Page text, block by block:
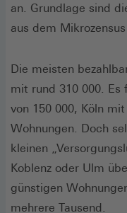
an. Grundlage sind
aus dem Mikrozensus
Die meisten
mit rund 310 000. Es
von 150 000, Köln
Wohnungen. Doch
kleinen
Koblenz oder Ulm
günstigen
mehrere Tausend.